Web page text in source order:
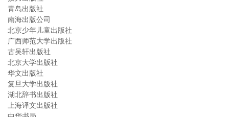
青岛出版社
南海出版公司
北京少年儿童出版社
广西师范大学出版社
古吴轩出版社
北京大学出版社
华文出版社
复旦大学出版社
湖北辞书出版社
上海译文出版社